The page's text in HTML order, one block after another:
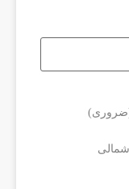
شمالی